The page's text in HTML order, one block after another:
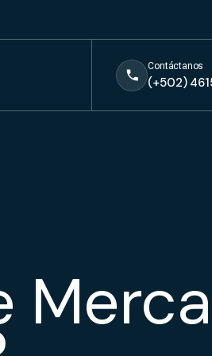
(+502)
Contáctanos